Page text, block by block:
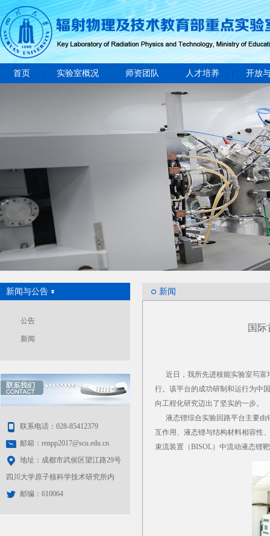
首页 实验室概况 师资团队 人才培养 开放
新闻与公告
公告
新闻
联系电话：028-85412379
邮箱：renpp2017@scu.edu.cn
地址：成都市武侯区望江路29号
四川大学原子核科学技术研究所内
邮编：610064
新闻
国际
近日，我所先进核能实验室芶富
行。该平台的成功研制和运行为中
向工程化研究迈出了坚实的一步。
液态锂综合实验回路平台主要由
互作用、液态锂与结构材料相容性
束流装置（BISOL）中流动液态锂